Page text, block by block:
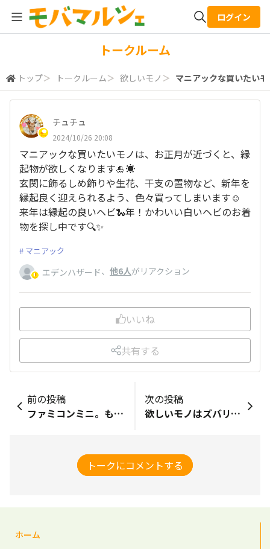
検索
ログイン
トークルーム
トップ＞ トークルーム＞ 欲しいモノ ＞ マニアックな買いたい
チュチュ
2024/10/26 20:08
マニアックな買いたいモノは、お正月が近づくと、縁
起物が欲しくなります🎍☀️
玄関に飾るしめ飾りや生花、干支の置物など、新年を
縁起良く迎えられるよう、色々買ってしまいます☺️
来年は縁起の良いヘビ🐍年！かわいい白いヘビのお着
物を探し中です🔍✨
マニアック
エデンハザード、 他6人がリアクション
いいね
共有する
前の投稿
ファミコンミニ。もう売ってないし、マニアックと言えばマニアック。
次の投稿
欲しいモノはズバリ、モバオクのポイント(多ければ多いほど)！ 週一のダーツでハズレを引いてしまった時は、テンションがかなり下がります。 もしポイントがあれば、今月から値上げをしてしまった郵便切手を落札したいです！
トークにコメントする
ホーム